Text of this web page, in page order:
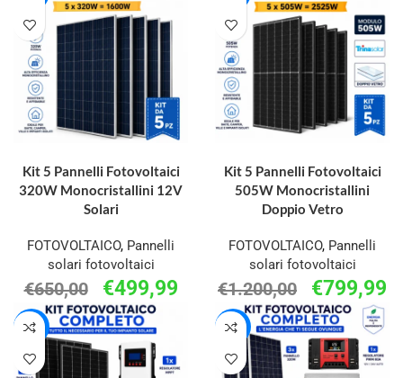
Kit 5 Pannelli Fotovoltaici
320W Monocristallini 12V
Solari
FOTOVOLTAICO, Pannelli
solari fotovoltaici
€650,00 €499,99
Kit 5 Pannelli Fotovoltaici
505W Monocristallini
Doppio Vetro
FOTOVOLTAICO, Pannelli
solari fotovoltaici
€1.200,00 €799,99
-55% -25%